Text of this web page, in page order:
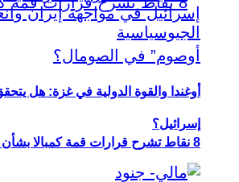
8 نقاط تشرح قرارات قمة كمبالا
أوغندا والقوة الدولية في غزة: هل
إسرائيل؟